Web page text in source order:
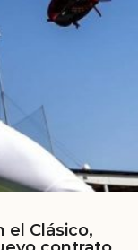
el Clásico,